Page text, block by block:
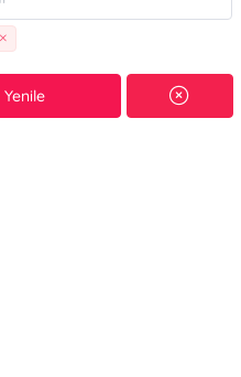
Yenile